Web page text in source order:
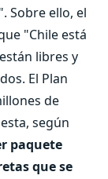
". Sobre ello, el
"Chile está
libres y
El Plan
de
según
paquete
que se